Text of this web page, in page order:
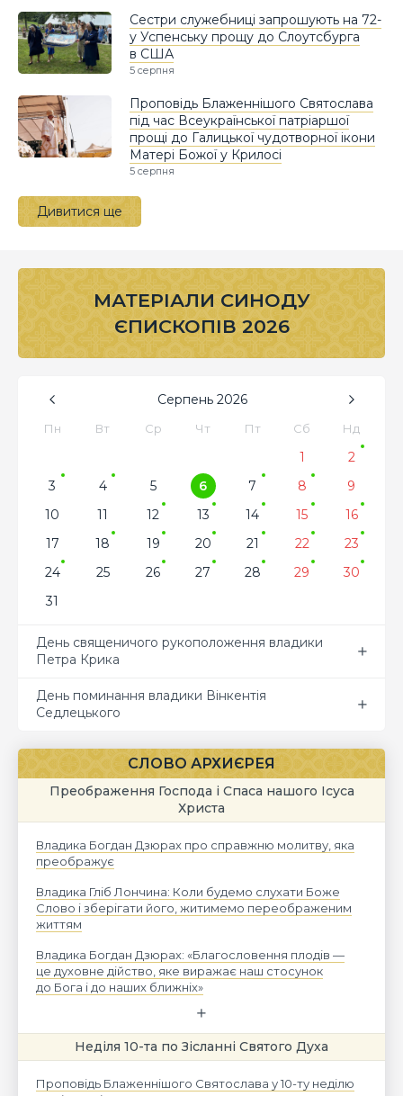
Сестри служебниці запрошують на 72-
у Успенську прощу до Слоутсбурга
в США
5 серпня
Проповідь Блаженнішого Святослава
під час Всеукраїнської патріаршої
прощі до Галицької чудотворної ікони
Матері Божої у Крилосі
5 серпня
Дивитися ще
МАТЕРІАЛИ СИНОДУ
ЄПИСКОПІВ 2026
Серпень 2026
Пн Вт Ср Чт Пт Сб Нд
1
2
3
4 5 6 7 8
9
10
11 12 13 14 15
16
17
18 19 20 21 22
23
24
25 26 27 28 29
30
31
День священичого рукоположення владики
Петра Крика
День поминання владики Вінкентія
Седлецького
СЛОВО АРХИЄРЕЯ
Преображення Господа і Спаса нашого Ісуса
Христа
Владика Богдан Дзюрах про справжню молитву, яка
преображує
Владика Гліб Лончина: Коли будемо слухати Боже
Слово і зберігати його, житимемо переображеним
життям
Владика Богдан Дзюрах: «Благословення плодів —
це духовне дійство, яке виражає наш стосунок
до Бога і до наших ближніх»
Неділя 10-та по Зісланні Святого Духа
Проповідь Блаженнішого Святослава у 10-ту неділю